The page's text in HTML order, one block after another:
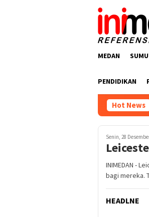
MEDAN
PENDIDIKAN
Hot News
Polres Batu Bara Ungkap Empat
Senin, 28
INIMEDAN -
bagi mereka.
HEADLNE